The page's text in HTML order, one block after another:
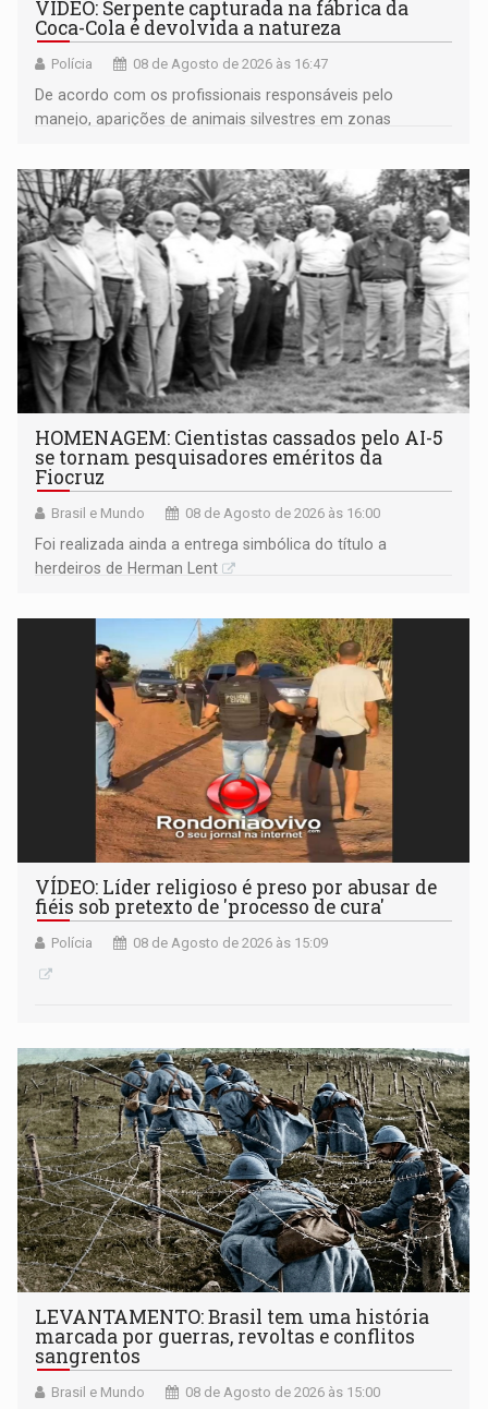
VÍDEO: Serpente capturada na fábrica da
Coca-Cola é devolvida a natureza
Polícia 08 de Agosto de 2026 às 16:47
De acordo com os profissionais responsáveis pelo
manejo, aparições de animais silvestres em zonas
HOMENAGEM: Cientistas cassados pelo AI-5
se tornam pesquisadores eméritos da
Fiocruz
Brasil e Mundo 08 de Agosto de 2026 às 16:00
Foi realizada ainda a entrega simbólica do título a
herdeiros de Herman Lent
VÍDEO: Líder religioso é preso por abusar de
fiéis sob pretexto de 'processo de cura'
Polícia 08 de Agosto de 2026 às 15:09
LEVANTAMENTO: Brasil tem uma história
marcada por guerras, revoltas e conflitos
sangrentos
Brasil e Mundo 08 de Agosto de 2026 às 15:00